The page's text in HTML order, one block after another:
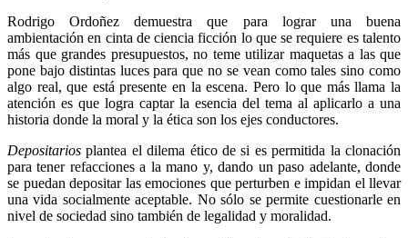
Rodrigo Ordoñez demuestra que para lograr una buena
ambientación en cinta de ciencia ficción lo que se requiere es talento
más que grandes presupuestos, no teme utilizar maquetas a las que
pone bajo distintas luces para que no se vean como tales sino como
algo real, que está presente en la escena. Pero lo que más llama la
atención es que logra captar la esencia del tema al aplicarlo a una
historia donde la moral y la ética son los ejes conductores.
Depositarios plantea el dilema ético de si es permitida la clonación
para tener refacciones a la mano y, dando un paso adelante, donde
se puedan depositar las emociones que perturben e impidan el llevar
una vida socialmente aceptable. No sólo se permite cuestionarle en
nivel de sociedad sino también de legalidad y moralidad.